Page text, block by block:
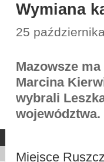
Wymiana
25
Mazowsze
Marcina
wybrali
województwa.
Miejsce